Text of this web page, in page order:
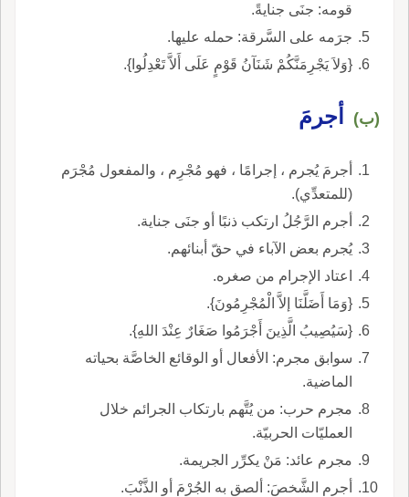
قومه: جنَى جنايةً.
جرَمه على السَّرقة: حمله عليها.
{وَلاَ يَجْرِمَنَّكُمْ شَنَآنُ قَوْمٍ عَلَى أَلاَّ تَعْدِلُوا}.
(ب) أجرمَ
أجرمَ يُجرم ، إجرامًا ، فهو مُجْرِم ، والمفعول مُجْرَم
(للمتعدِّي).
أجرم الرَّجُلُ ارتكب ذنبًا أو جنَى جناية.
يُجرم بعض الآباء في حقّ أبنائهم.
اعتاد الإجرام من صغره.
{وَمَا أَضَلَّنَا إلاَّ الْمُجْرِمُونَ}.
{سَيُصِيبُ الَّذِينَ أَجْرَمُوا صَغَارٌ عِنْدَ اللهِ}.
سوابق مجرم: الأفعال أو الوقائع الخاصَّة بحياته
الماضية.
مجرم حرب: من يُتَّهم بارتكاب الجرائم خلال
العمليّات الحربيّة.
مجرم عائد: مَنْ يكرِّر الجريمة.
أجرم الشَّخصَ: ألصق به الجُرْمَ أو الذَّنْبَ.